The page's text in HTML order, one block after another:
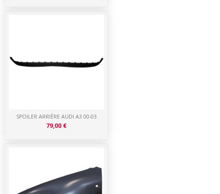
SPOILER ARRIÈRE AUDI A3 00-03
79,00 €